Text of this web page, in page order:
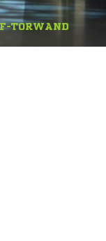
TORWAND